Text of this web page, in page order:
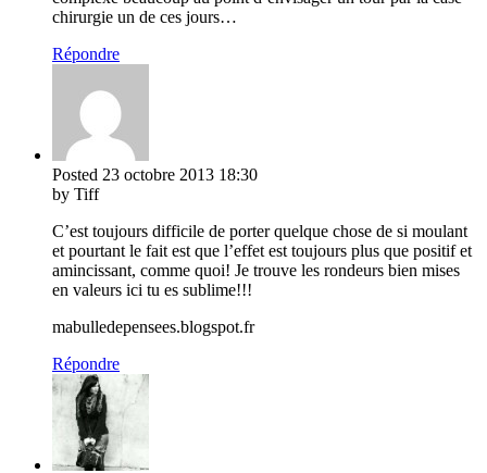
chirurgie un de ces jours…
Répondre
Posted 23 octobre 2013 18:30
by Tiff
C’est toujours difficile de porter quelque chose de si moulant
et pourtant le fait est que l’effet est toujours plus que positif et
amincissant, comme quoi! Je trouve les rondeurs bien mises
en valeurs ici tu es sublime!!!
mabulledepensees.blogspot.fr
Répondre